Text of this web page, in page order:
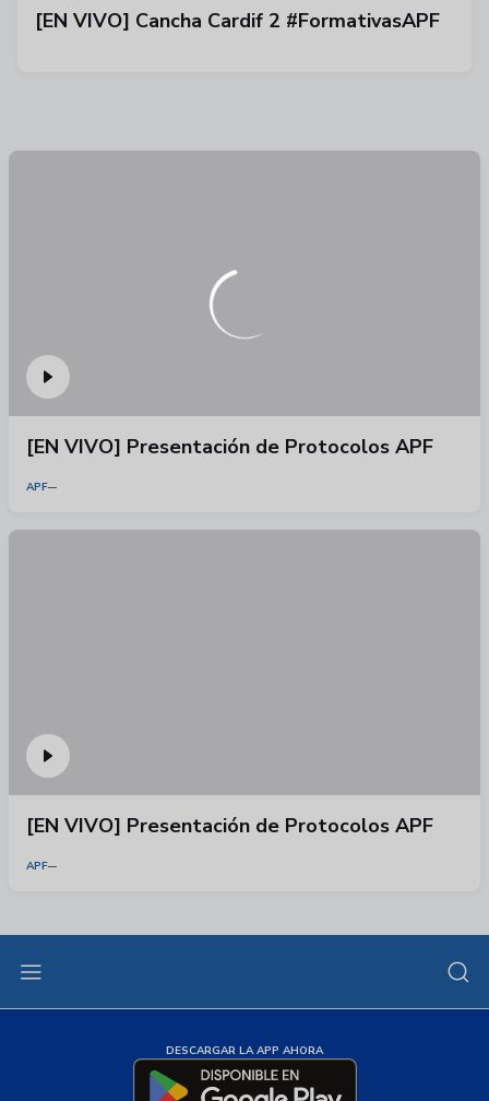
[EN VIVO] Cancha Cardif 2 #FormativasAPF
[EN VIVO] Presentación de Protocolos APF
APF
[EN VIVO] Presentación de Protocolos APF
APF
DESCARGAR LA APP AHORA